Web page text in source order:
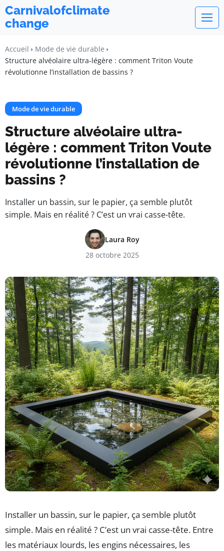
Carnivalofclimate
change
Accueil
Mode de vie durable
Structure alvéolaire ultra-légère : comment Triton Voute
révolutionne l’installation de bassins ?
Mode de vie durable
Structure alvéolaire ultra-
légère : comment Triton Voute
révolutionne l’installation de
bassins ?
Installer un bassin, sur le papier, ça semble plutôt
simple. Mais en réalité ? C’est un vrai casse-tête.
Laura Roy
28 octobre 2025
Installer un bassin, sur le papier, ça semble plutôt
simple. Mais en réalité ? C’est un vrai casse-tête. Entre
les matériaux lourds, les engins nécessaires, les